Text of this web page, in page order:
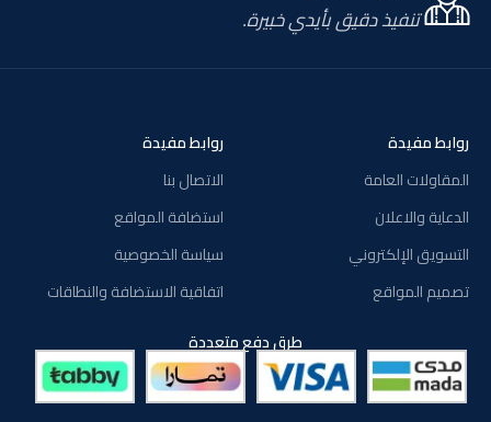
تنفيذ دقيق بأيدي خبيرة.
روابط مفيدة
المقاولات العامة
الدعاية والاعلان
التسويق الإلكتروني
تصميم المواقع
روابط مفيدة
الاتصال بنا
استضافة المواقع
سياسة الخصوصية
اتفاقية الاستضافة والنطاقات
طرق دفع متعددة